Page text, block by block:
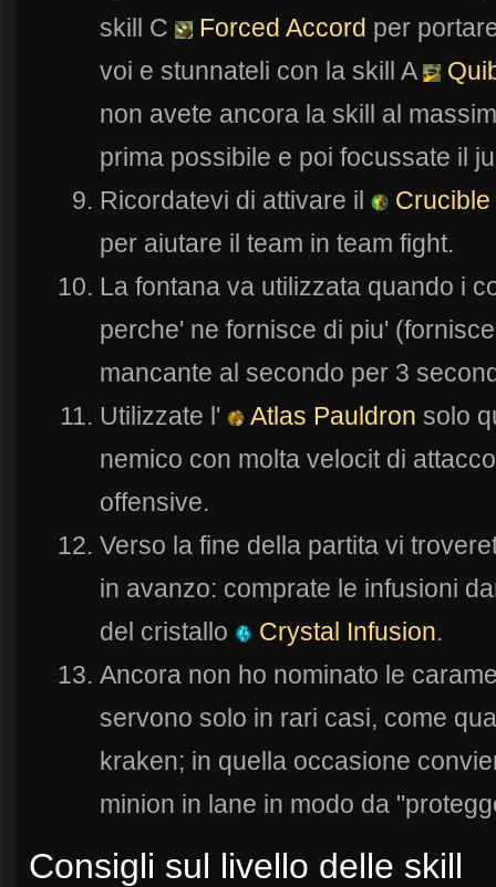
skill C
Forced Accord per
voi e stunnateli con la skill A
non avete ancora la skill al
prima possibile e poi focussate il
Ricordatevi di attivare il
Crucible
per aiutare il team in team fight.
La fontana va utilizzata quando i
perche' ne fornisce di piu'
mancante al secondo per 3
Utilizzate l'
Atlas Pauldron solo
nemico con molta velocit di
offensive.
Verso la fine della partita vi
in avanzo: comprate le infusioni
del cristallo
Crystal Infusion.
Ancora non ho nominato le
servono solo in rari casi, come
kraken; in quella occasione
minion in lane in modo da
Consigli sul livello delle skill